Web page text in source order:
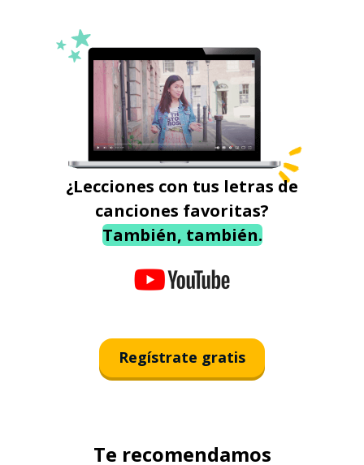
¿Lecciones con tus letras de
canciones favoritas?
También, también.
Regístrate gratis
Te recomendamos